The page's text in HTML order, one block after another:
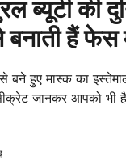
की
हैं फेस
हुए मास्क का
जानकर आपको भी